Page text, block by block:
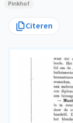
Pinkhof
Citeren